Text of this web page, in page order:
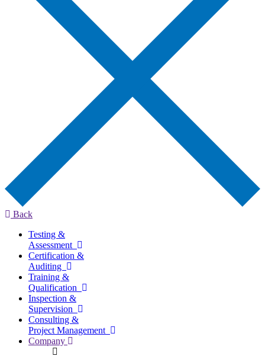
Back
Testing &
Assessment
Certification &
Auditing
Training &
Qualification
Inspection &
Supervision
Consulting &
Project Management
Company